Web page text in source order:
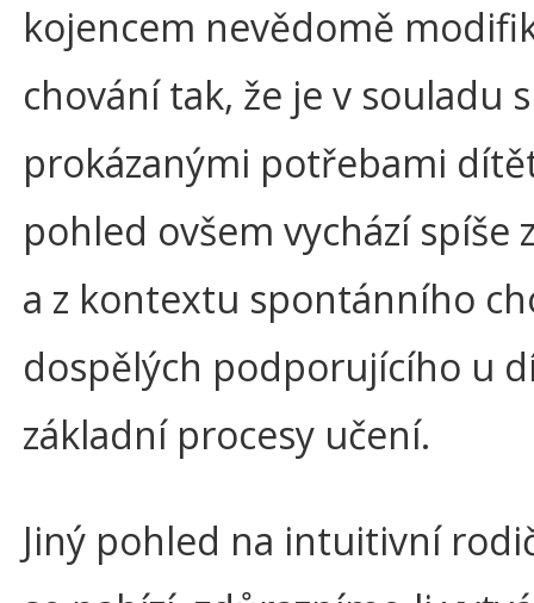
kojencem nevědomě
chování tak, že je v souladu s
prokázanými potřebami
pohled ovšem vychází spíše
a z kontextu spontánního
dospělých podporujícího u
základní procesy učení.
Jiný pohled na intuitivní